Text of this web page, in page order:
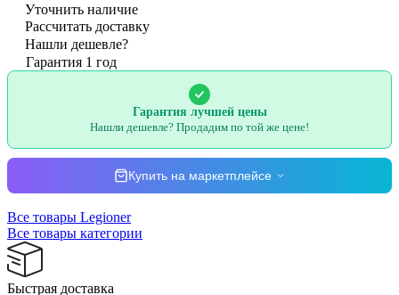
Уточнить наличие
Рассчитать доставку
Нашли дешевле?
Гарантия 1 год
Гарантия лучшей цены
Нашли дешевле? Продадим по той же цене!
Купить на маркетплейсе
Все товары Legioner
Все товары категории
Быстрая доставка